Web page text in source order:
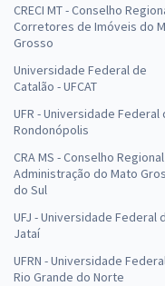
CRECI MT - Conselho
Corretores de Imóveis do
Grosso
Universidade Federal de
Catalão - UFCAT
UFR - Universidade Federal
Rondonópolis
CRA MS - Conselho
Administração do Mato
do Sul
UFJ - Universidade Federal
Jataí
UFRN - Universidade
Rio Grande do Norte